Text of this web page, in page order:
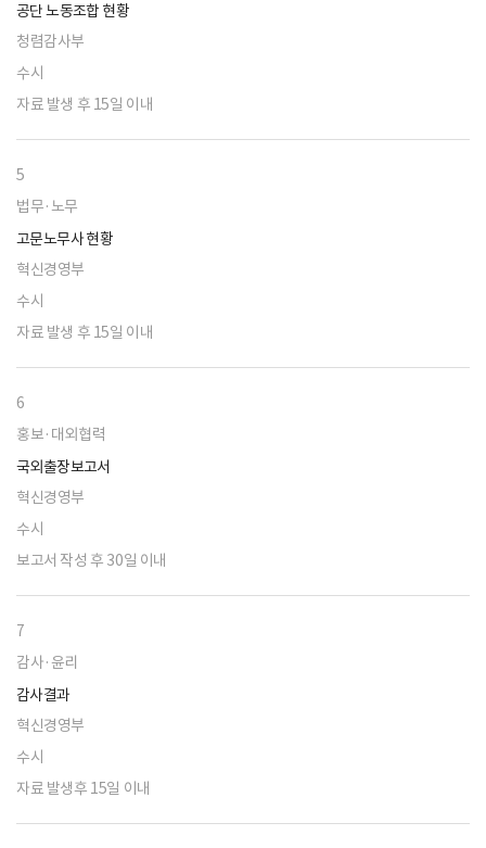
공단 노동조합 현황
청렴감사부
수시
자료 발생 후 15일 이내
5
법무·노무
고문노무사 현황
혁신경영부
수시
자료 발생 후 15일 이내
6
홍보·대외협력
국외출장보고서
혁신경영부
수시
보고서 작성 후 30일 이내
7
감사·윤리
감사결과
혁신경영부
수시
자료 발생후 15일 이내